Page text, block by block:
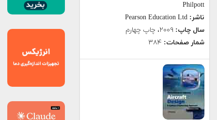
Philpott
ناشر:
سال چاپ:
شمار صفحات: